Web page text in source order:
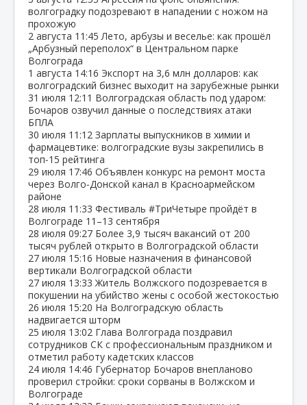
волгоградку подозревают в нападении с ножом на
прохожую
2 августа 11:45 Лето, арбузы и веселье: как прошёл
„Арбузный переполох“ в Центральном парке
Волгограда
1 августа 14:16 Экспорт на 3,6 млн долларов: как
волгоградский бизнес выходит на зарубежные рынки
31 июля 12:11 Волгоградская область под ударом:
Бочаров озвучил данные о последствиях атаки
БПЛА
30 июля 11:12 Зарплаты выпускников в химии и
фармацевтике: волгоградские вузы закрепились в
топ‑15 рейтинга
29 июля 17:46 Объявлен конкурс на ремонт моста
через Волго‑Донской канал в Красноармейском
районе
28 июля 11:33 Фестиваль #ТриЧетыре пройдёт в
Волгограде 11–13 сентября
28 июля 09:27 Более 3,9 тысяч вакансий от 200
тысяч рублей открыто в Волгоградской области
27 июля 15:16 Новые назначения в финансовой
вертикали Волгоградской области
27 июля 13:33 Житель Волжского подозревается в
покушении на убийство жены с особой жестокостью
26 июля 15:20 На Волгоградскую область
надвигается шторм
25 июля 13:02 Глава Волгограда поздравил
сотрудников СК с профессиональным праздником и
отметил работу кадетских классов
24 июля 14:46 Губернатор Бочаров внепланово
проверил стройки: сроки сорваны в Волжском и
Волгограде